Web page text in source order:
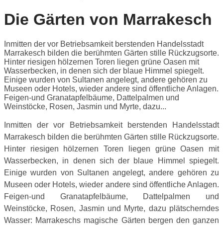
Die Gärten von Marrakesch
Inmitten der vor Betriebsamkeit berstenden Handelsstadt
Marrakesch bilden die berühmten Gärten stille Rückzugsorte.
Hinter riesigen hölzernen Toren liegen grüne Oasen mit
Wasserbecken, in denen sich der blaue Himmel spiegelt.
Einige wurden von Sultanen angelegt, andere gehören zu
Museen oder Hotels, wieder andere sind öffentliche Anlagen.
Feigen-und Granatapfelbäume, Dattelpalmen und
Weinstöcke, Rosen, Jasmin und Myrte, dazu...
Inmitten der vor Betriebsamkeit berstenden Handelsstadt
Marrakesch bilden die berühmten Gärten stille Rückzugsorte.
Hinter riesigen hölzernen Toren liegen grüne Oasen mit
Wasserbecken, in denen sich der blaue Himmel spiegelt.
Einige wurden von Sultanen angelegt, andere gehören zu
Museen oder Hotels, wieder andere sind öffentliche Anlagen.
Feigen-und Granatapfelbäume, Dattelpalmen und
Weinstöcke, Rosen, Jasmin und Myrte, dazu plätscherndes
Wasser: Marrakeschs magische Gärten bergen den ganzen